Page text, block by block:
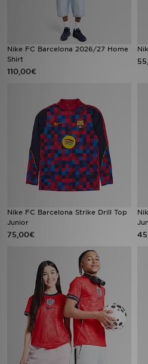
Nike FC Barcelona 2026/27 Home
Shirt
110,00€
Nike FC Barcelona Strike Drill Top
Junior
75,00€
TARJETA REGALO